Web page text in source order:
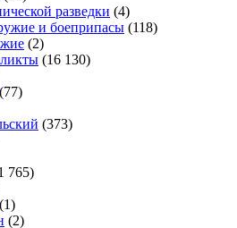
разведки (4)
и боеприпасы (118)
(2)
(16 130)
(77)
(373)
765)
(1)
(2)